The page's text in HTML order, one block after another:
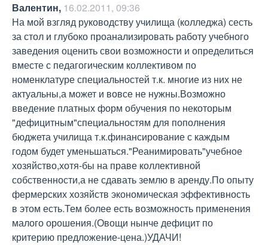
Валентин, 16.02.2011, 09:36
На мой взгляд руководству училища (колледжа) сесть
за стол и глубоко проанализировать работу учебного
заведения оценить свои возможности и определиться
вместе с педагогическим коллективом по
номенклатуре специальностей т.к. многие из них не
актуальны,а может и вовсе не нужны.Возможно
введение платных форм обучения по некоторым
"дефицитным"специальностям для пополнения
бюджета училища т.к.финансирование с каждым
годом будет уменьшаться."Реанимировать"учебное
хозяйство,хотя-бы на праве коллективной
собственности,а не сдавать землю в аренду.По опыту
фермерских хозяйств экономическая эффективность
в этом есть.Тем более есть возможность применения
малого орошения.(Овощи нынче дефицит по
критерию предложение-цена.)УДАЧИ!